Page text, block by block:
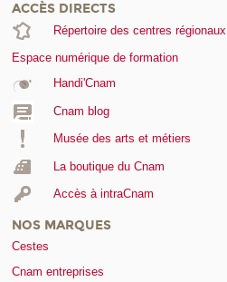
ACCÈS DIRECTS
Répertoire des centres régionaux
Espace numérique de formation
Handi'Cnam
Cnam blog
Musée des arts et métiers
La boutique du Cnam
Accès à intraCnam
NOS MARQUES
Cestes
Cnam entreprises